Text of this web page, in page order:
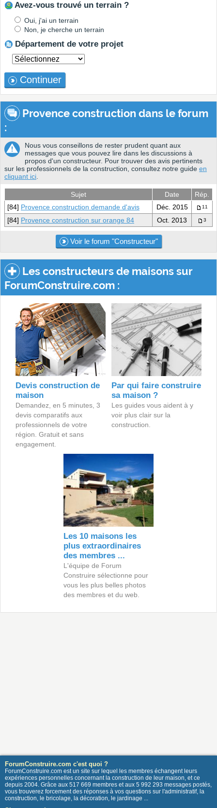
Avez-vous trouvé un terrain ?
Oui, j'ai un terrain
Non, je cherche un terrain
Département de votre projet
Continuer
Provence construction dans le forum
:
Nous vous conseillons de rester prudent quant aux
messages que vous pouvez lire dans les discussions à
propos d'un constructeur. Pour trouver des avis pertinents
sur les professionnels de la construction, consultez notre guide en
cliquant ici
Sujet Date
Rép.
[84] Provence construction demande d'avis Déc. 2015 11
[84] Provence construction sur orange 84 Oct. 2013 3
Voir le forum "Constructeur"
Les constructeurs de maisons sur
ForumConstruire.com :
Devis construction de
maison
Demandez, en 5 minutes, 3
devis comparatifs aux
professionnels de votre
région. Gratuit et sans
engagement.
Par qui faire construire
sa maison ?
Les guides vous aident à y
voir plus clair sur la
construction.
Les 10 maisons les
plus extraordinaires
des membres ...
L'équipe de Forum
Construire sélectionne pour
vous les plus belles photos
des membres et du web.
ForumConstruire.com c'est quoi ?
ForumConstruire.com est un site sur lequel les membres échangent leurs
expériences personnelles concernant la construction de leur maison, et ce
depuis 2004. Grâce aux 517 669 membres et aux 5 992 293 messages postés,
vous trouverez forcement des réponses à vos questions sur l'administratif, la
construction, le bricolage, la décoration, le jardinage ...